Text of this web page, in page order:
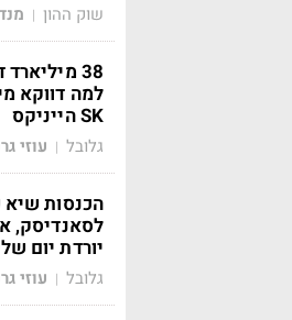
שוק ההון |
38
למה דווקא
SK הייניקס
גלובל | עוזי
לסאנדיסק,
יורדת יום
גלובל | עוזי